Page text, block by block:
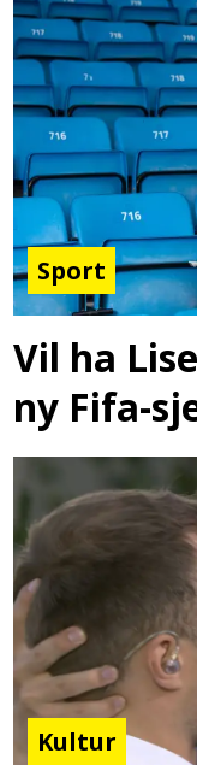
Sport
Vil ha
ny Fifa-
Kultur